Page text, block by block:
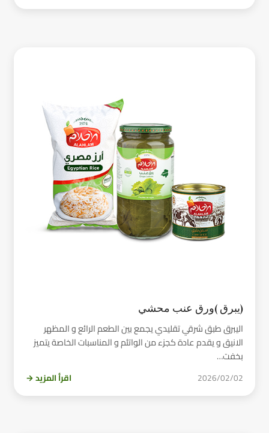
(يبرق )ورق عنب محشي
اليبرق طبق شرقي تقليدي يجمع بين الطعم الرائع و المظهر
الانيق و يقدم عادة كجزء من الواتئم و المناسبات الخاصة يتميز
بخفت…
2026/02/02 اقرأ المزيد →